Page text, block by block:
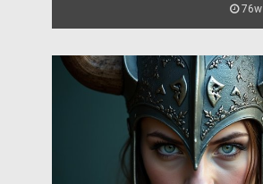
76w